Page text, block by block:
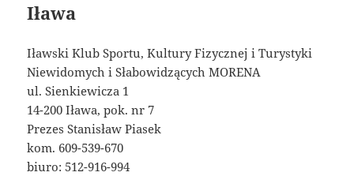
Iława
Iławski Klub Sportu, Kultury Fizycznej i Turystyki
Niewidomych i Słabowidzących MORENA
ul. Sienkiewicza 1
14-200 Iława, pok. nr 7
Prezes Stanisław Piasek
kom. 609-539-670
biuro: 512-916-994